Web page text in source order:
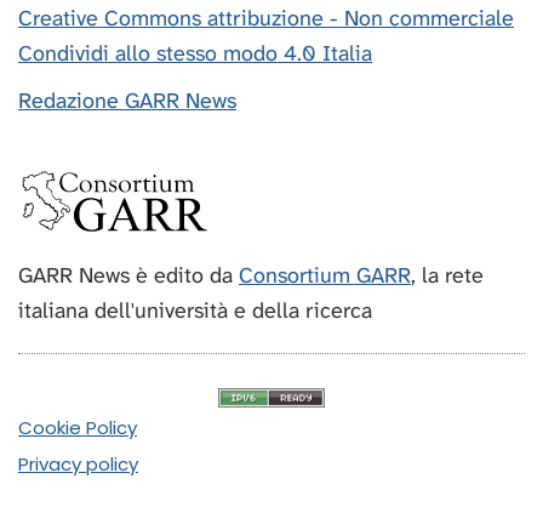
Creative Commons attribuzione - Non commerciale
Condividi allo stesso modo 4.0 Italia
Redazione GARR News
GARR News è edito da Consortium GARR, la rete
italiana dell'università e della ricerca
Cookie Policy
Privacy policy